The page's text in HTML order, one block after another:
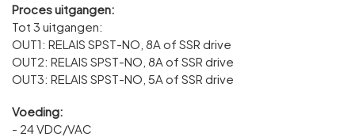
Proces uitgangen:
Tot 3 uitgangen:
OUT1: RELAIS SPST-NO, 8A of SSR drive
OUT2: RELAIS SPST-NO, 8A of SSR drive
OUT3: RELAIS SPST-NO, 5A of SSR drive
Voeding:
- 24 VDC/VAC